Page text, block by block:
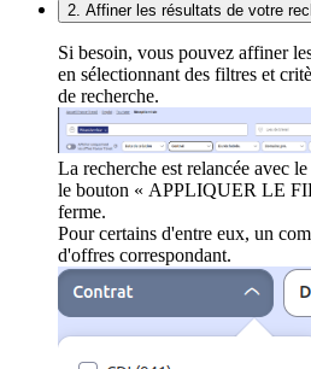
2. Affiner les résultats de votre
Si besoin, vous pouvez affiner
en sélectionnant des filtres et
de recherche.
La recherche est relancée avec
le bouton « APPLIQUER LE
ferme.
Pour certains d'entre eux, un
d'offres correspondant.